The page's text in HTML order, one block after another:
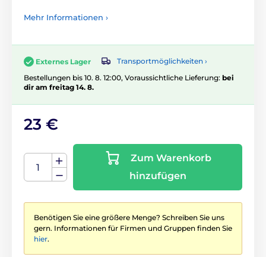
Mehr Informationen ›
Externes Lager
Transportmöglichkeiten ›
Bestellungen bis 10. 8. 12:00, Voraussichtliche Lieferung: bei
dir am freitag 14. 8.
23 €
Zum Warenkorb
hinzufügen
Benötigen Sie eine größere Menge? Schreiben Sie uns
gern. Informationen für Firmen und Gruppen finden Sie
hier.